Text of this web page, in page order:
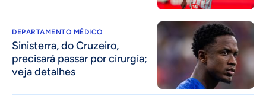
DEPARTAMENTO MÉDICO
Sinisterra, do Cruzeiro,
precisará passar por cirurgia;
veja detalhes